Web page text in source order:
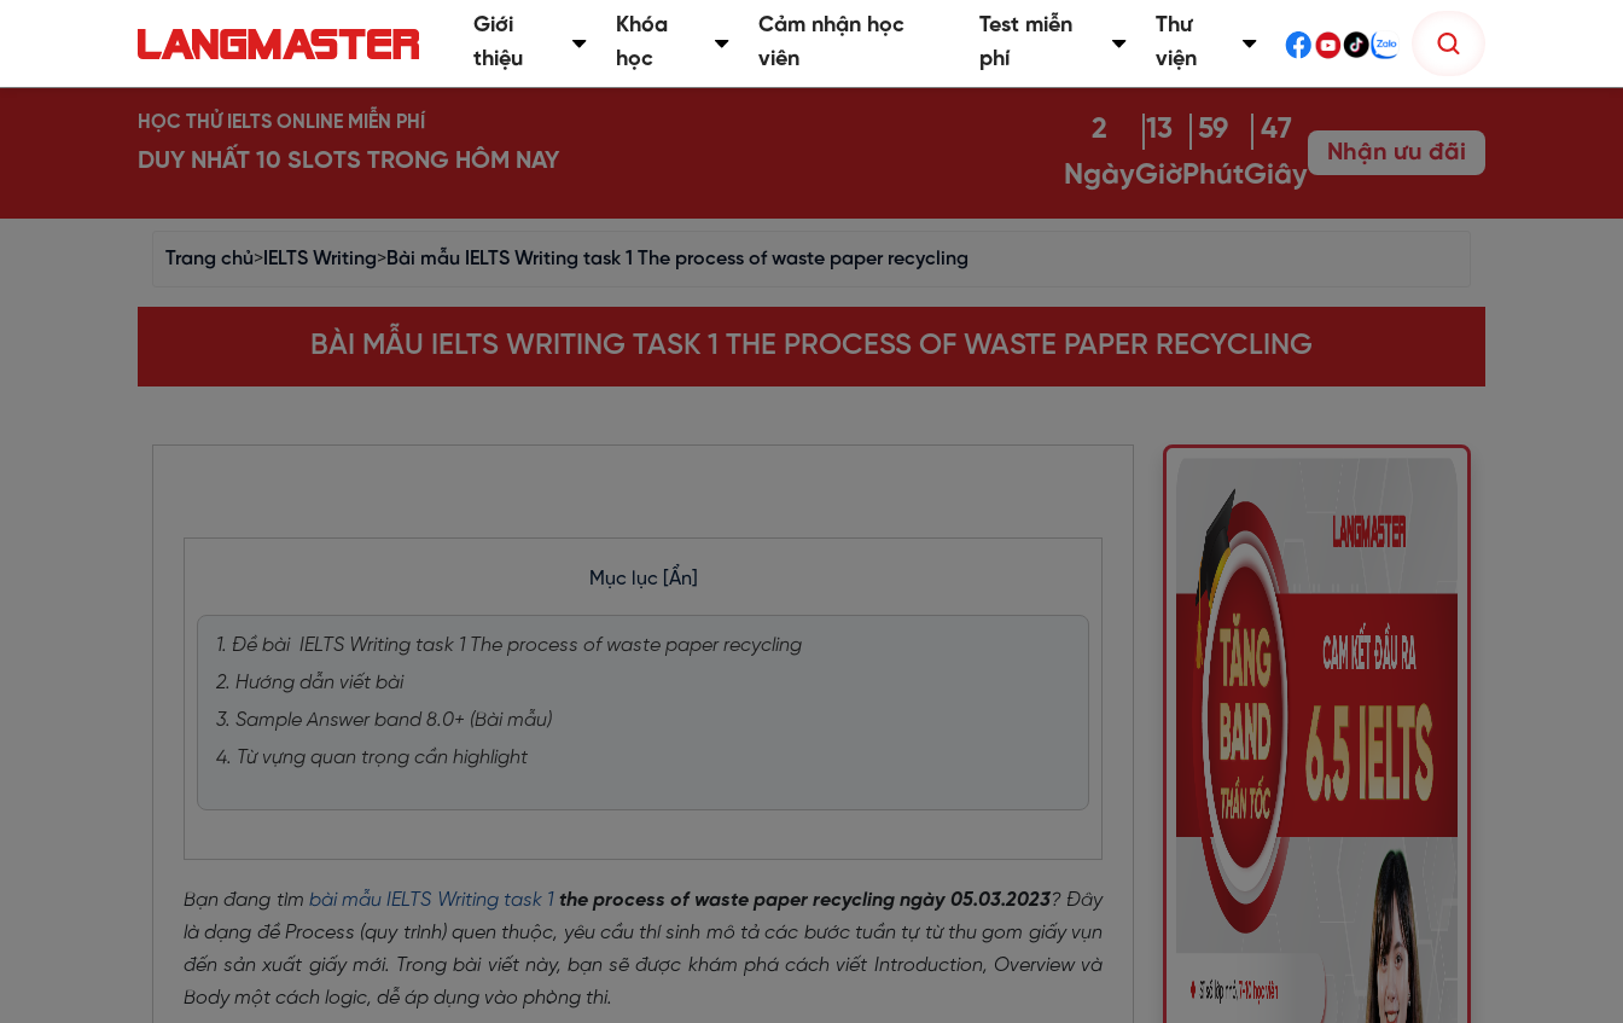
Giới
thiệu
Khóa
học
Cảm nhận học
viên
Test miễn
phí
Thư
viện
HỌC THỬ IELTS ONLINE MIỄN PHÍ
DUY NHẤT 10 SLOTS TRONG HÔM NAY
2
Ngày
13
Giờ
59
Phút
46
Giây
Nhận ưu đãi
Trang chủ> IELTS Writing>Bài mẫu IELTS Writing task 1 The process of waste paper recycling
BÀI MẪU IELTS WRITING TASK 1 THE PROCESS OF WASTE PAPER RECYCLING
Mục lục [Ẩn]
1. Đề bài IELTS Writing task 1 The process of waste paper recycling
2. Hướng dẫn viết bài
3. Sample Answer band 8.0+ (Bài mẫu)
4. Từ vựng quan trọng cần highlight
Bạn đang tìm bài mẫu IELTS Writing task 1 the process of waste paper recycling ngày 05.03.2023? Đây
là dạng đề Process (quy trình) quen thuộc, yêu cầu thí sinh mô tả các bước tuần tự từ thu gom giấy vụn
đến sản xuất giấy mới. Trong bài viết này, bạn sẽ được khám phá cách viết Introduction, Overview và
Body một cách logic, dễ áp dụng vào phòng thi.